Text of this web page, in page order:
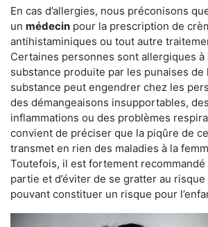
En cas d’allergies, nous préconisons
un médecin pour la prescription de
antihistaminiques ou tout autre
Certaines personnes sont allergiques à
substance produite par les punaises de
substance peut engendrer chez les
des démangeaisons insupportables,
inflammations ou des problèmes
convient de préciser que la piqûre de
transmet en rien des maladies à la
Toutefois, il est fortement
partie et d’éviter de se gratter au
pouvant constituer un risque pour